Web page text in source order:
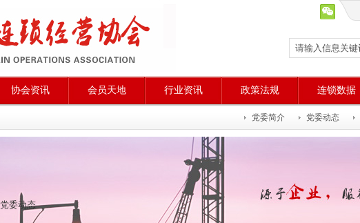
协会资讯 会员天地 行业资讯 政策法规 连锁数据
党委简介 党委动态
党委动态